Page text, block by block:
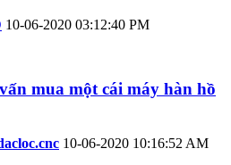
10-06-2020 03:12:40 PM
mua một cái máy hàn hồ
10-06-2020 10:16:52 AM